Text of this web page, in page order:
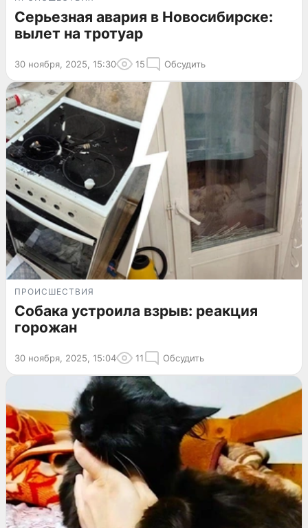
Серьезная авария в Новосибирске:
вылет на тротуар
30 ноября, 2025, 15:30 15 Обсудить
ПРОИСШЕСТВИЯ
Собака устроила взрыв: реакция
горожан
30 ноября, 2025, 15:04 11 Обсудить